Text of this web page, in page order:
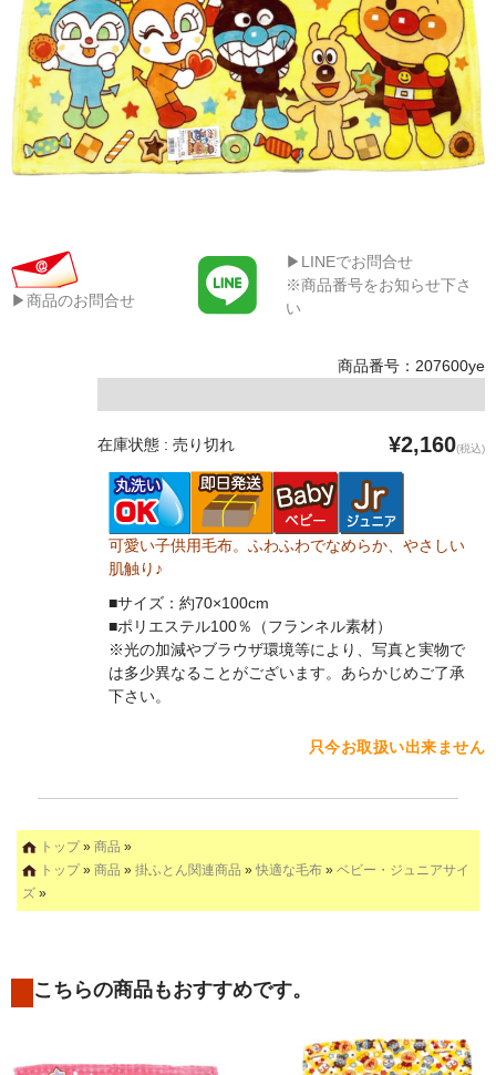
▶商品のお問合せ
▶LINEでお問合せ
※商品番号をお知らせ下さ
い
商品番号：207600ye
在庫状態 : 売り切れ ¥2,160(税込)
可愛い子供用毛布。ふわふわでなめらか、やさしい
肌触り♪
■サイズ：約70×100cm
■ポリエステル100％（フランネル素材）
※光の加減やブラウザ環境等により、写真と実物で
は多少異なることがございます。あらかじめご了承
下さい。
只今お取扱い出来ません
トップ» 商品 »
トップ» 商品 » 掛ふとん関連商品 » 快適な毛布 » ベビー・ジュニアサイ
ズ »
こちらの商品もおすすめです。